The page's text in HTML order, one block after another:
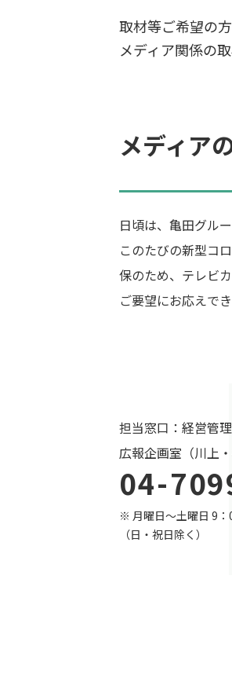
取材等ご希望の
メディア関係の
メディア
日頃は、亀田グル
このたびの新型コ
保のため、テレビ
ご要望にお応えで
担当窓口：経営管
広報企画室（川上・
04-
※ 月曜日～土曜日 9
（日・祝日除く）